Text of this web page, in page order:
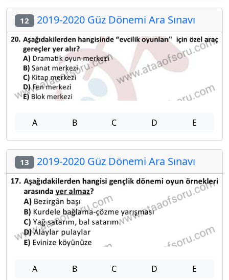
12 2019-2020 Güz Dönemi Ara Sınavı
A B C D E
13 2019-2020 Güz Dönemi Ara Sınavı
A B C D E